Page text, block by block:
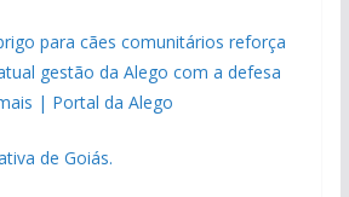
para cães comunitários reforça
gestão da Alego com a defesa
| Portal da Alego
de Goiás.